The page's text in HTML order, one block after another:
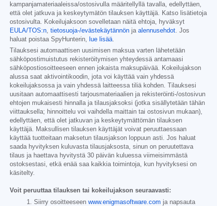
kampanjamateriaaleissa/ostosivulla määritellyllä tavalla, edellyttäen,
että olet jatkuva ja keskeytymätön tilauksen käyttäjä. Katso lisätietoja
ostosivulta. Kokeilujaksoon sovelletaan näitä ehtoja, hyväksyt
EULA/TOS:n tietosuoja-/evästekäytännön ja alennusehdot . Jos
haluat poistaa SpyHunterin,
lue lisää
Tilauksesi automaattisen uusimisen maksua varten lähetetään
sähköpostimuistutus rekisteröitymisen yhteydessä antamaasi
sähköpostiosoitteeseen ennen jokaista maksupäivää. Kokeilujakson
alussa saat aktivointikoodin, jota voi käyttää vain yhdessä
kokeilujaksossa ja vain yhdessä laitteessa tiliä kohden. Tilauksesi
uusitaan automaattisesti tarjousmateriaalien ja rekisteröinti-/ostosivun
ehtojen mukaisesti hinnalla ja tilausjaksoksi (jotka sisällytetään tähän
viittauksella; hinnoittelu voi vaihdella maittain tai ostosivun mukaan),
edellyttäen, että olet jatkuvan ja keskeytymättömän tilauksen
käyttäjä. Maksullisen tilauksen käyttäjät voivat peruuttaessaan
käyttää tuotteitaan maksetun tilausjakson loppuun asti. Jos haluat
saada hyvityksen kuluvasta tilausjaksosta, sinun on peruutettava
tilaus ja haettava hyvitystä 30 päivän kuluessa viimeisimmästä
ostoksestasi, etkä enää saa kaikkia toimintoja, kun hyvityksesi on
käsitelty.
Voit peruuttaa tilauksen tai kokeilujakson seuraavasti:
Siirry osoitteeseen www.enigmasoftware.com ja napsauta